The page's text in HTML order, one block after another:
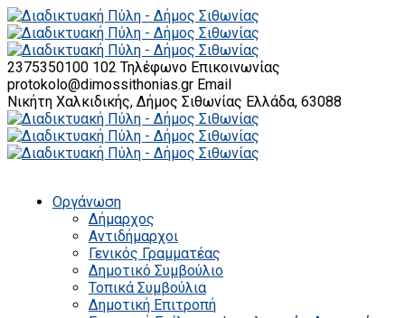
2375350100 102 Τηλέφωνο Επικοινωνίας
protokolo@dimossithonias.gr Email
Νικήτη Χαλκιδικής, Δήμος Σιθωνίας Ελλάδα, 63088
Οργάνωση
Δήμαρχος
Αντιδήμαρχοι
Γενικός Γραμματέας
Δημοτικό Συμβούλιο
Τοπικά Συμβούλια
Δημοτική Επιτροπή